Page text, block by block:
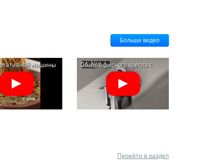
Больше видео
машины
пасты Xiaomi
Handheld
(ML-A410)
Обзор офисного кресла с
подставкой для ног Xiaomi
HBADA Ergonomic Computer
Chair E3 AIR
Перейти в раздел